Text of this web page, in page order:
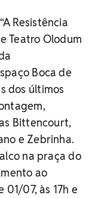
Resistência
Teatro Olodum
Boca de
dos últimos
Bittencourt,
e Zebrinha.
na praça do
ao
01/07, às 17h e